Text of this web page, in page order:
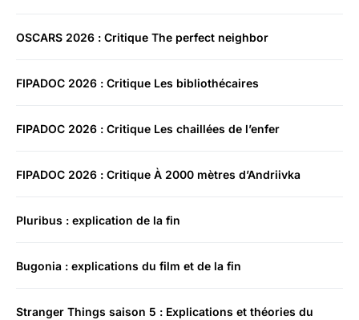
OSCARS 2026 : Critique The perfect neighbor
FIPADOC 2026 : Critique Les bibliothécaires
FIPADOC 2026 : Critique Les chaillées de l’enfer
FIPADOC 2026 : Critique À 2000 mètres d’Andriivka
Pluribus : explication de la fin
Bugonia : explications du film et de la fin
Stranger Things saison 5 : Explications et théories du